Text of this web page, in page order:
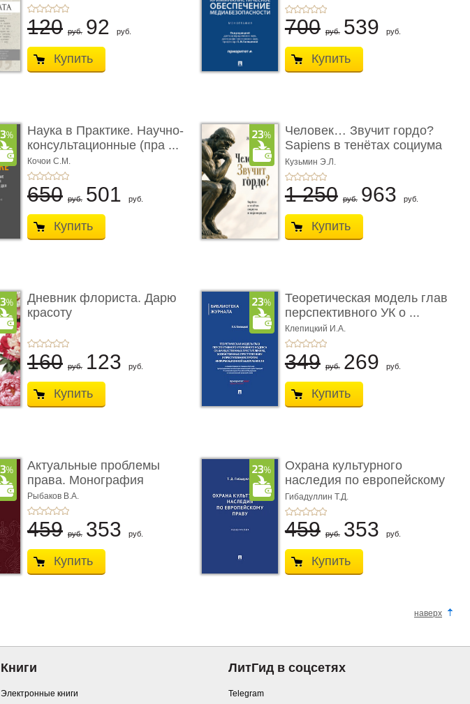
120 руб. 92 руб.
Купить
700 руб. 539 руб.
Купить
Наука в Практике. Научно-
консультационные (пра ...
Кочои С.М.
650 руб. 501 руб.
Купить
Человек… Звучит гордо?
Sapiens в тенётах социума
� ...
Кузьмин Э.Л.
1 250 руб. 963 руб.
Купить
Дневник флориста. Дарю
красоту
160 руб. 123 руб.
Купить
Теоретическая модель глав
перспективного УК о ...
Клепицкий И.А.
349 руб. 269 руб.
Купить
Актуальные проблемы
права. Монография
Рыбаков В.А.
459 руб. 353 руб.
Купить
Охрана культурного
наследия по европейскому
п ...
Гибадуллин Т.Д.
459 руб. 353 руб.
Купить
наверх
Книги
Электронные книги
ЛитГид в соцсетях
Telegram